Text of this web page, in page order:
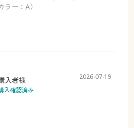
ー：A）
入者様
入確認済み
2026-07-19